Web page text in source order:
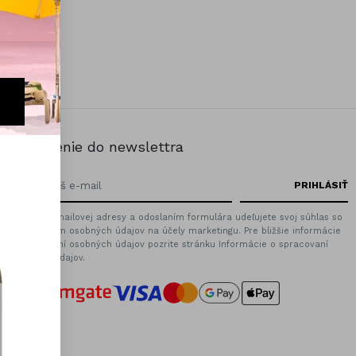
Prihlásenie do newslettra
Zadaním emailovej adresy a odoslaním formulára udeľujete svoj súhlas so
spracovaním osobných údajov na účely marketingu. Pre bližšie informácie
o spracovaní osobných údajov pozrite stránku Informácie o spracovaní
osobných údajov.